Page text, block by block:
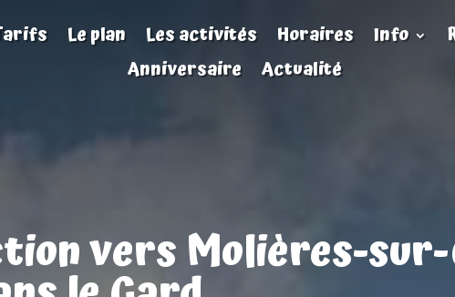
Le plan Les activités Horaires Info
Anniversaire
Actualité
vers Molières-sur-